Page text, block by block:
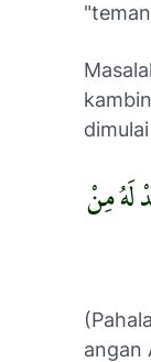
لَهُ مِنْ
angan